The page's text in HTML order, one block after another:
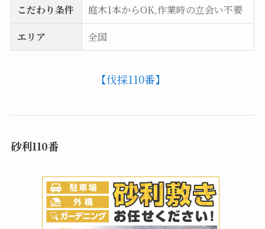
こだわり条件
庭木1本からOK,作業時の立会い不要
エリア
全国
【伐採110番】
砂利110番